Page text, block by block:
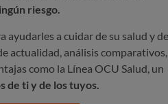
riesgo.
a cuidar de su salud y
actualidad, análisis comparativos,
como la Línea OCU Salud, un
de ti y de los tuyos.